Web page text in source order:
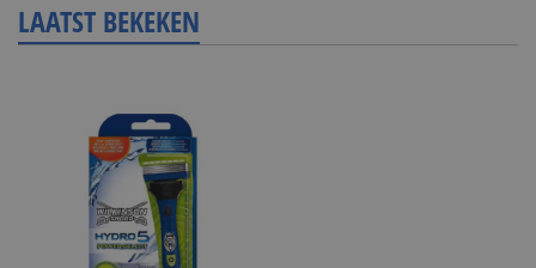
LAATST BEKEKEN